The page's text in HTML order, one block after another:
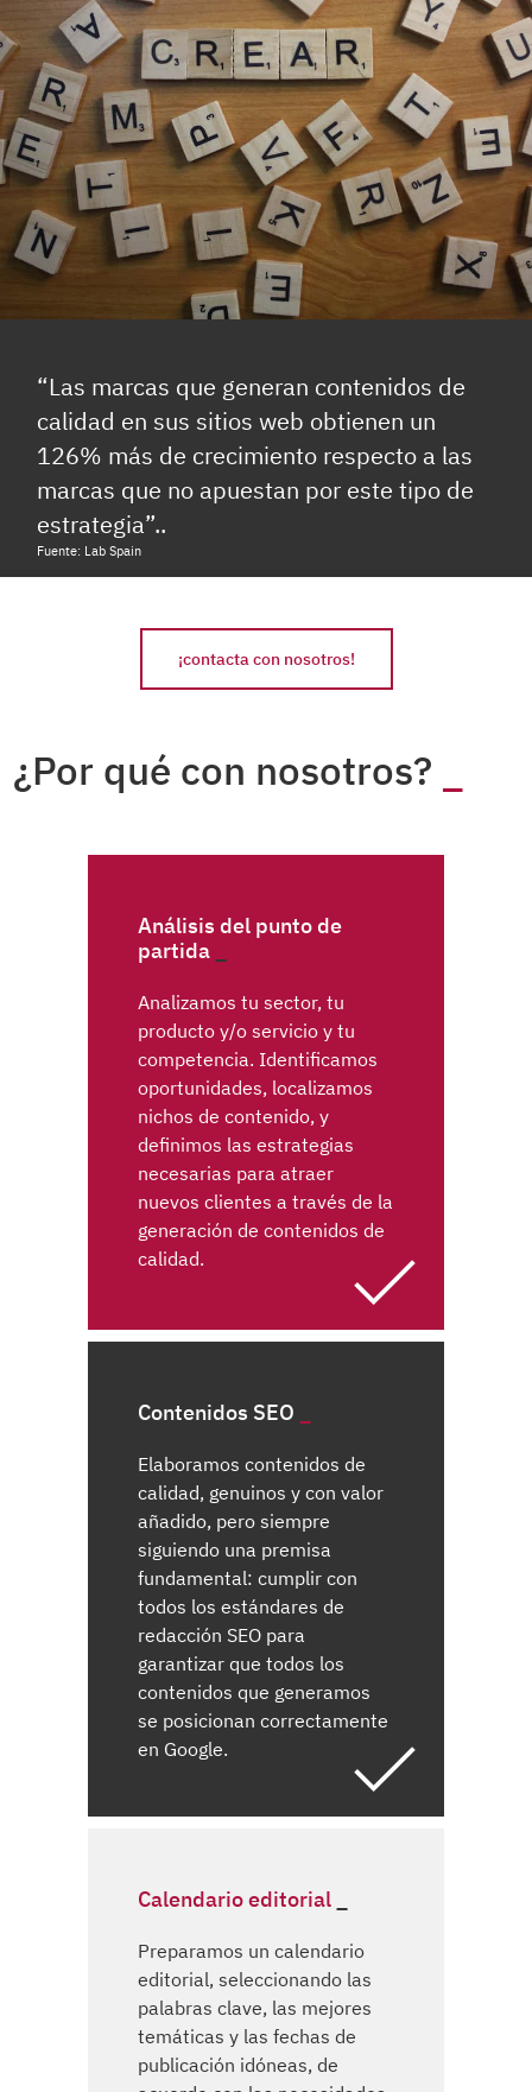
“Las marcas que generan contenidos de
calidad en sus sitios web obtienen un
126% más de crecimiento respecto a las
marcas que no apuestan por este tipo de
estrategia”..
Fuente: Lab Spain
¡contacta con nosotros!
¿Por qué con nosotros?
Análisis del punto de
partida
Analizamos tu sector, tu
producto y/o servicio y tu
competencia. Identificamos
oportunidades, localizamos
nichos de contenido, y
definimos las estrategias
necesarias para atraer
nuevos clientes a través de la
generación de contenidos de
calidad.
Contenidos SEO
Elaboramos contenidos de
calidad, genuinos y con valor
añadido, pero siempre
siguiendo una premisa
fundamental: cumplir con
todos los estándares de
redacción SEO para
garantizar que todos los
contenidos que generamos
se posicionan correctamente
en Google.
Calendario editorial
Preparamos un calendario
editorial, seleccionando las
palabras clave, las mejores
temáticas y las fechas de
publicación idóneas, de